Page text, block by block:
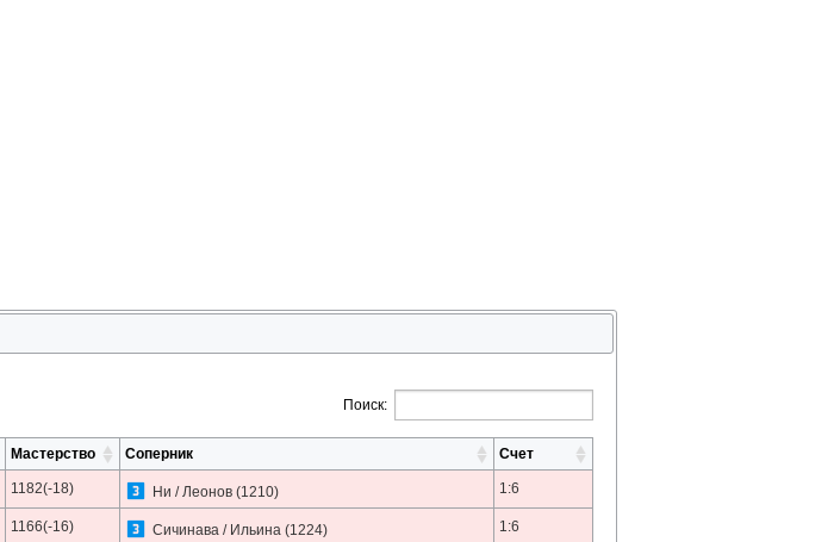
Поиск:
Мастерство Соперник Счет
1182(-18) Ни / Леонов(1210) 1:6
1166(-16) Сичинава / Ильина(1224) 1:6